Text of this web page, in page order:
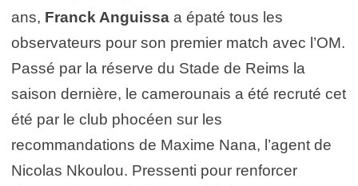
ans, Franck Anguissa a épaté tous les
observateurs pour son premier match avec l’OM.
Passé par la réserve du Stade de Reims la
saison dernière, le camerounais a été recruté cet
été par le club phocéen sur les
recommandations de Maxime Nana, l’agent de
Nicolas Nkoulou. Pressenti pour renforcer